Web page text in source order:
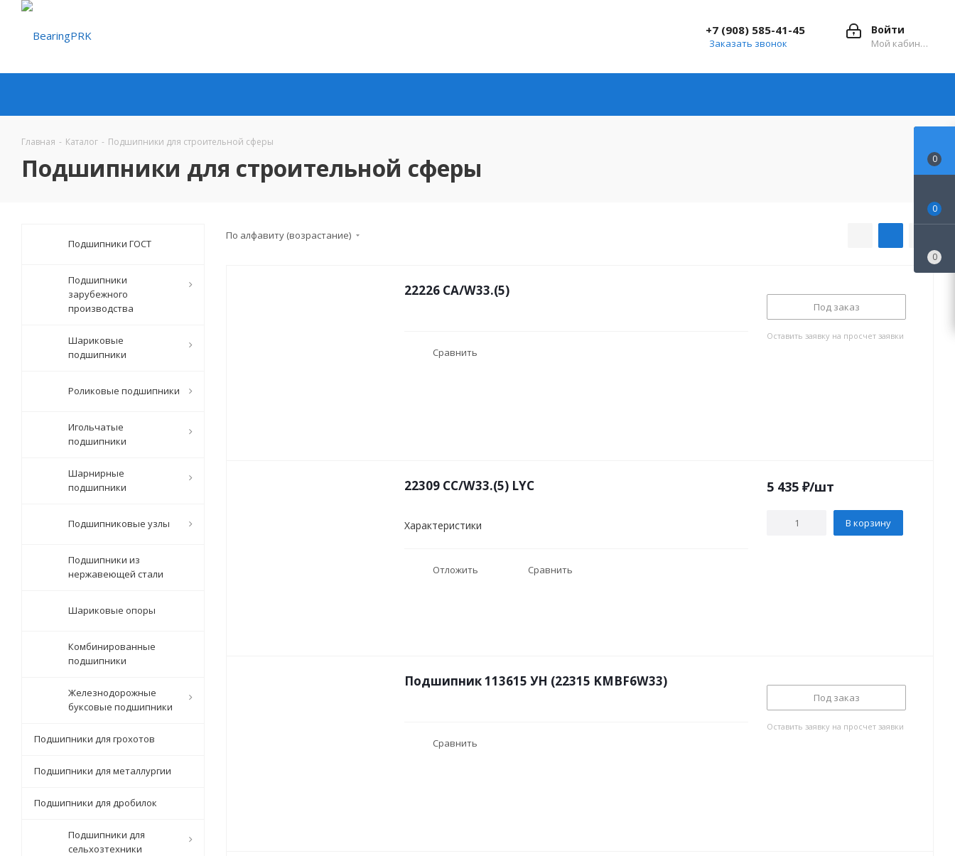
Войти
Мой кабинет
+7 (908) 585-41-45
Заказать звонок
Главная - Каталог - Подшипники для строительной сферы
Подшипники для строительной сферы
По алфавиту (возрастание)
22226 CA/W33.(5)
Сравнить
Под заказ
Оставить заявку на просчет заявки
22309 CC/W33.(5) LYC
Характеристики
Отложить Сравнить
5 435 ₽/шт
В корзину
Подшипник 113615 УН (22315 KMBF6W33)
Сравнить
Под заказ
Оставить заявку на просчет заявки
Подшипники ГОСТ
Подшипники
зарубежного
производства
Шариковые
подшипники
Роликовые подшипники
Игольчатые
подшипники
Шарнирные
подшипники
Подшипниковые узлы
Подшипники из
нержавеющей стали
Шариковые опоры
Комбинированные
подшипники
Железнодорожные
буксовые подшипники
Подшипники для грохотов
Подшипники для металлургии
Подшипники для дробилок
Подшипники для
сельхозтехники
0
0
0